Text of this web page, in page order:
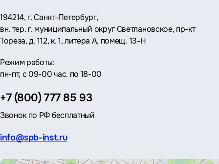
Адрес:
194214, г. Санкт-Петербург,
вн. тер. г. муниципальный округ Светлановское, пр-кт
Тореза, д. 112, к. 1, литера А, помещ. 13-Н
Режим работы:
пн-пт, с 09-00 час. по 18-00
Телефон:
+7 (800) 777 85 93
Звонок по РФ бесплатный
Эл.
info@spb-inst.ru